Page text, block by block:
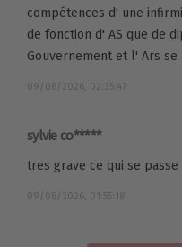
compétences d' une
de fonction d' AS que de
Gouvernement et l' Ars
09/08/2026, 02:35:47
sylvie co*****
tres grave ce qui se passe
09/08/2026, 01:55:18